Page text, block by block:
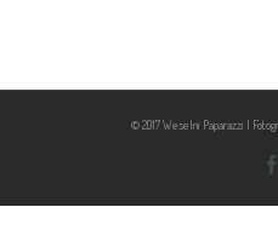
© 2017 Weselni Paparazzi |